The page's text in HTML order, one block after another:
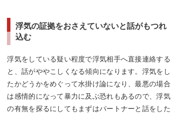
浮気の証拠をおさえていないと話がもつれ
込む
浮気をしている疑い程度で浮気相手へ直接連絡する
と、話がややこしくなる傾向になります。浮気をし
たかどうかをめぐって水掛け論になり、最悪の場合
は感情的になって暴力に及ぶ恐れもあるので、浮気
の有無を探るにしてもまずはパートナーと話をした